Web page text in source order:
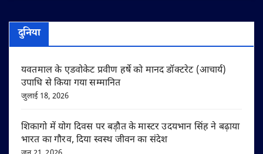
दुनिया
यवतमाल के एडवोकेट प्रवीण हर्षे को मानद डॉक्टरेट (आचार्य)
उपाधि से किया गया सम्मानित
जुलाई 18, 2026
शिकागो में योग दिवस पर बड़ौत के मास्टर उदयभान सिंह ने बढ़ाया
भारत का गौरव, दिया स्वस्थ जीवन का संदेश